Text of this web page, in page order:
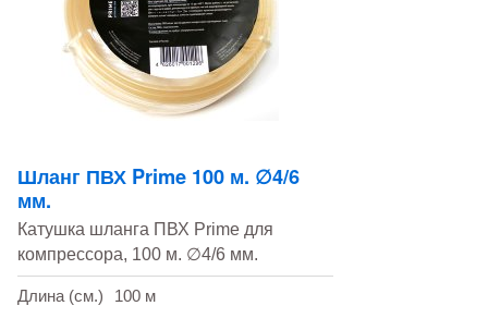
Шланг ПВХ Prime 100 м. ∅4/6
мм.
Катушка шланга ПВХ Prime для
компрессора, 100 м. ∅4/6 мм.
Длина (см.) 100 м